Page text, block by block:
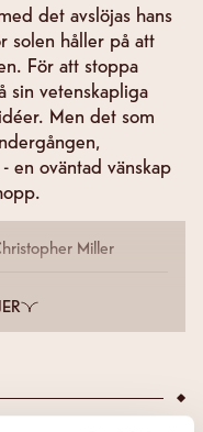
det avslöjas hans
solen håller på att
För att stoppa
sin vetenskapliga
Men det som
en oväntad vänskap
Miller